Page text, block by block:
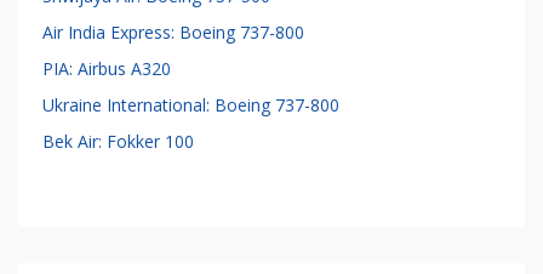
Air India Express: Boeing 737-800
PIA: Airbus A320
Ukraine International: Boeing 737-800
Bek Air: Fokker 100